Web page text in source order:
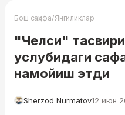
Бош саҳифа/Янгиликлар
"Челси"
услубидаги
намойиш этди
Sherzod Nurmatov12 июн